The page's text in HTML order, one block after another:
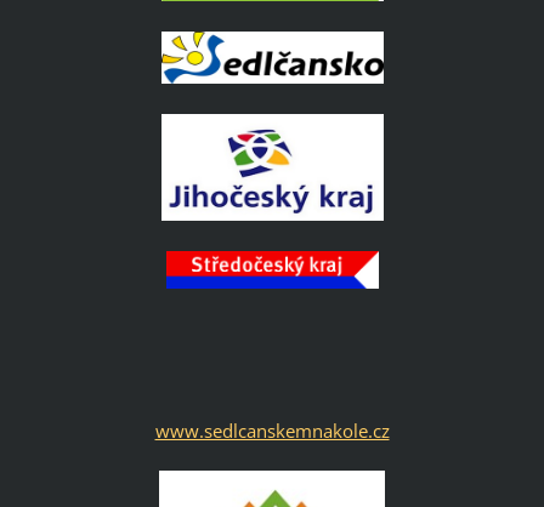
www.sedlcanskemnakole.cz